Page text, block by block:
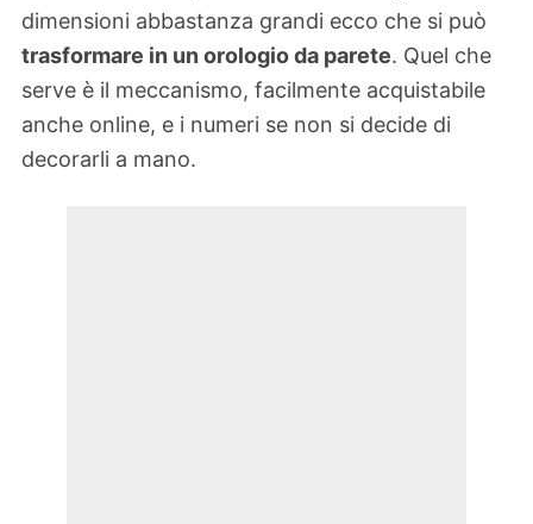
dimensioni abbastanza grandi ecco che si può
trasformare in un orologio da parete. Quel che
serve è il meccanismo, facilmente acquistabile
anche online, e i numeri se non si decide di
decorarli a mano.